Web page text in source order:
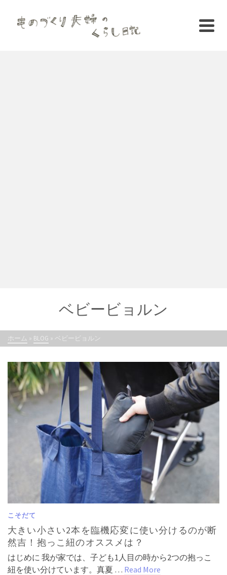
ベビービョルン
ホーム » BLOG » ベビービョルン
こそだて
大きい小さい2本を臨機応変に使い分けるのが断
然吉！抱っこ紐のオススメは？
はじめに 我が家では、子ども1人目の時から2つの抱っこ
紐を使い分けています。真夏 … Read More